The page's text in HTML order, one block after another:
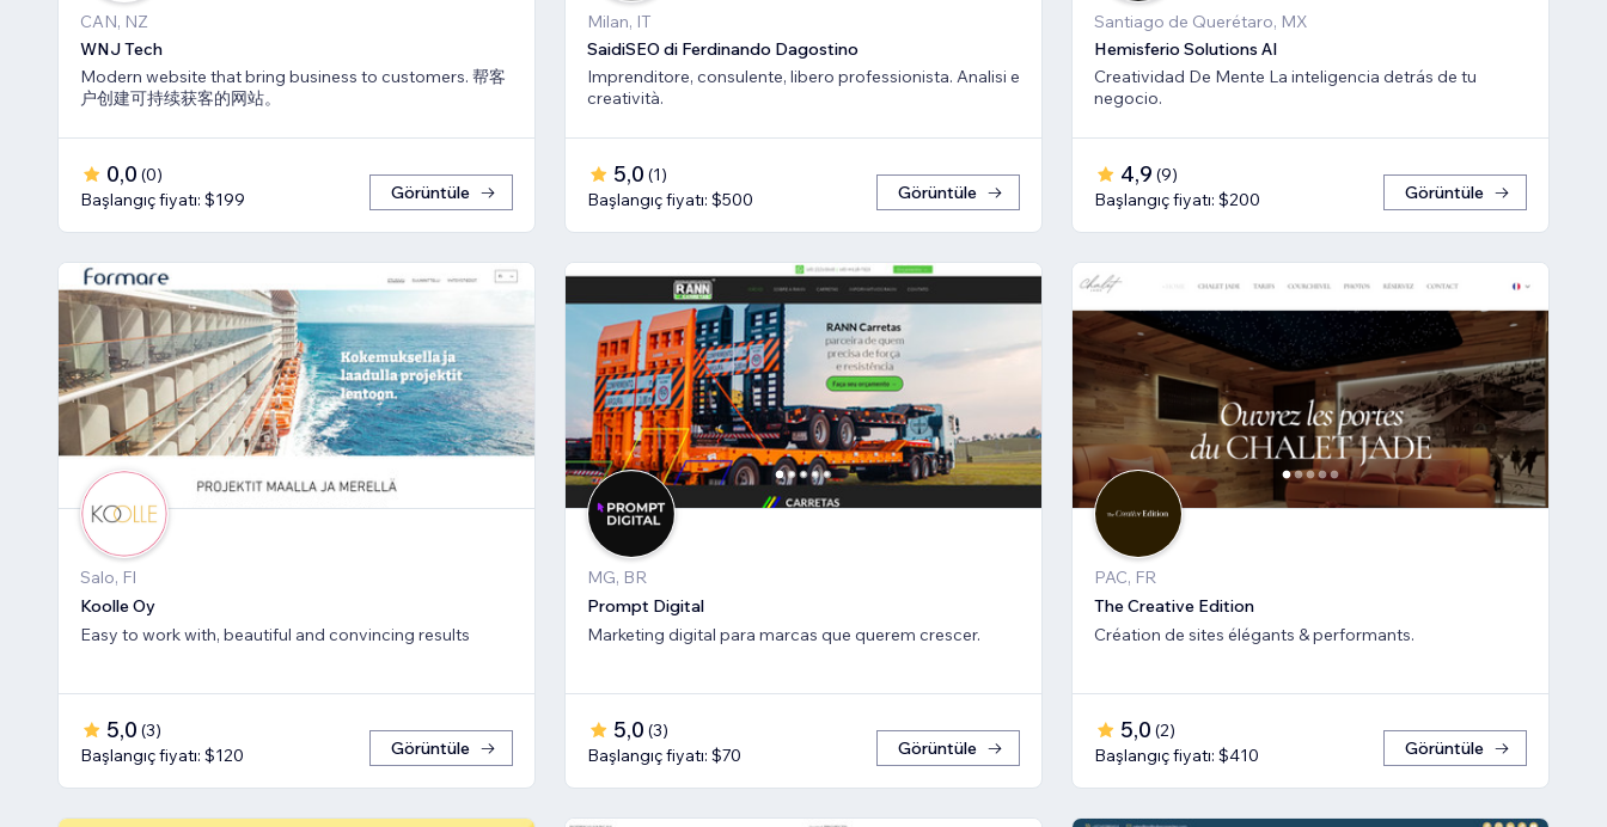
CAN, NZ
WNJ Tech
Modern website that bring business to customers. 帮客
户创建可持续获客的网站。
0,0 (0)
Başlangıç fiyatı: $199
Görüntüle
Milan, IT
SaidiSEO di Ferdinando Dagostino
Imprenditore, consulente, libero professionista. Analisi e
creatività.
5,0 (1)
Başlangıç fiyatı: $500
Görüntüle
Santiago de Querétaro, MX
Hemisferio Solutions AI
Creatividad De Mente La inteligencia detrás de tu
negocio.
4,9 (9)
Başlangıç fiyatı: $200
Görüntüle
Salo, FI
Koolle Oy
Easy to work with, beautiful and convincing results
5,0 (3)
Başlangıç fiyatı: $120
Görüntüle
MG, BR
Prompt Digital
Marketing digital para marcas que querem crescer.
5,0 (3)
Başlangıç fiyatı: $70
Görüntüle
PAC, FR
The Creative Edition
Création de sites élégants & performants.
5,0 (2)
Başlangıç fiyatı: $410
Görüntüle